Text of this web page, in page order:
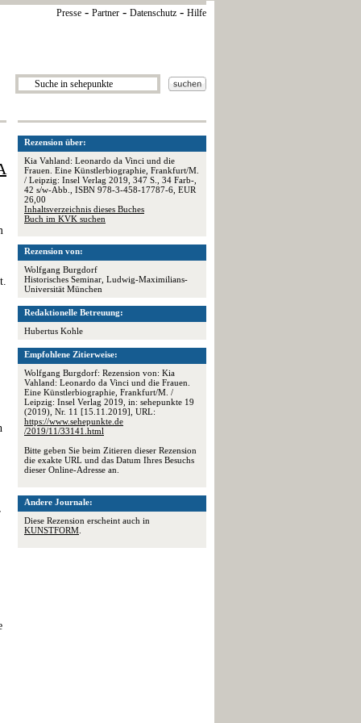
Presse - Partner - Datenschutz - Hilfe
Rezension über:
Kia Vahland: Leonardo da Vinci und die
Frauen. Eine Künstlerbiographie, Frankfurt/M.
/ Leipzig: Insel Verlag 2019, 347 S., 34 Farb-,
42 s/w-Abb., ISBN 978-3-458-17787-6, EUR
26,00
Inhaltsverzeichnis dieses Buches
Buch im KVK suchen
Rezension von:
Wolfgang Burgdorf
Historisches Seminar, Ludwig-Maximilians-
Universität München
Redaktionelle Betreuung:
Hubertus Kohle
Empfohlene Zitierweise:
Wolfgang Burgdorf: Rezension von: Kia
Vahland: Leonardo da Vinci und die Frauen.
Eine Künstlerbiographie, Frankfurt/M. /
Leipzig: Insel Verlag 2019, in: sehepunkte 19
(2019), Nr. 11 [15.11.2019], URL:
https://www.sehepunkte.de
/2019/11/33141.html
Bitte geben Sie beim Zitieren dieser Rezension
die exakte URL und das Datum Ihres Besuchs
dieser Online-Adresse an.
Andere Journale:
Diese Rezension erscheint auch in
KUNSTFORM